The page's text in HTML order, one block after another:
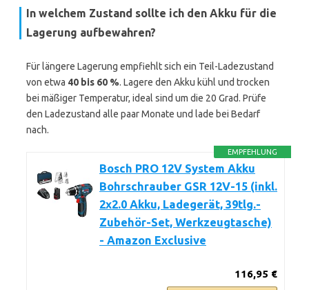
In welchem Zustand sollte ich den Akku für die
Lagerung aufbewahren?
Für längere Lagerung empfiehlt sich ein Teil-Ladezustand
von etwa 40 bis 60 %. Lagere den Akku kühl und trocken
bei mäßiger Temperatur, ideal sind um die 20 Grad. Prüfe
den Ladezustand alle paar Monate und lade bei Bedarf
nach.
EMPFEHLUNG
Bosch PRO 12V System Akku
Bohrschrauber GSR 12V-15 (inkl.
2x2.0 Akku, Ladegerät, 39tlg.-
Zubehör-Set, Werkzeugtasche)
- Amazon Exclusive
116,95 €